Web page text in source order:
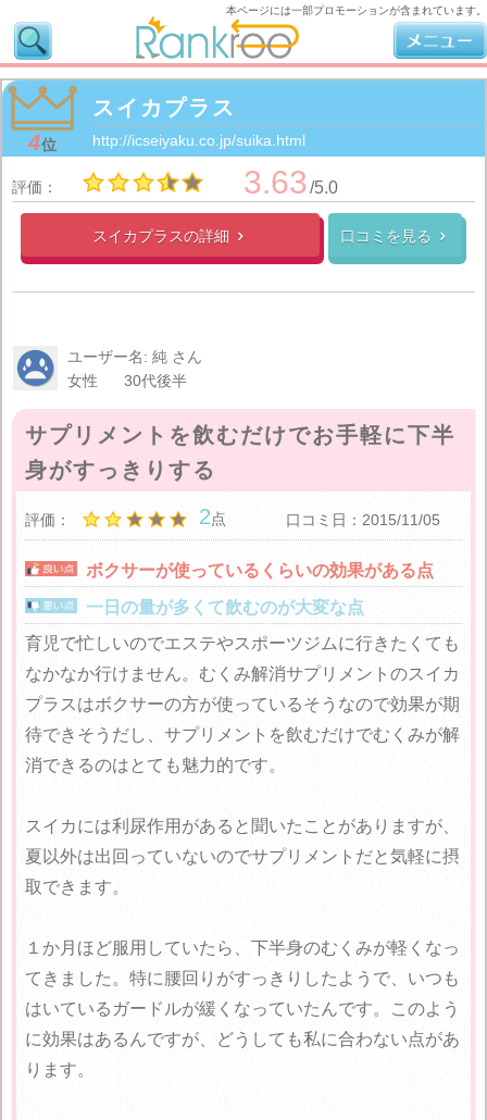
4位
スイカプラス
http://icseiyaku.co.jp/suika.html
評価： 3.63/5.0
スイカプラスの詳細  口コミを見る 
ユーザー名: 純 さん
女性
30代後半
サプリメントを飲むだけでお手軽に下半
身がすっきりする
評価： 2点 口コミ日：2015/11/05
ボクサーが使っているくらいの効果がある点
一日の量が多くて飲むのが大変な点
育児で忙しいのでエステやスポーツジムに行きたくても
なかなか行けません。むくみ解消サプリメントのスイカ
プラスはボクサーの方が使っているそうなので効果が期
待できそうだし、サプリメントを飲むだけでむくみが解
消できるのはとても魅力的です。
スイカには利尿作用があると聞いたことがありますが、
夏以外は出回っていないのでサプリメントだと気軽に摂
取できます。
１か月ほど服用していたら、下半身のむくみが軽くなっ
てきました。特に腰回りがすっきりしたようで、いつも
はいているガードルが緩くなっていたんです。このよう
に効果はあるんですが、どうしても私に合わない点があ
ります。
本ページには一部プロモーションが含まれています。